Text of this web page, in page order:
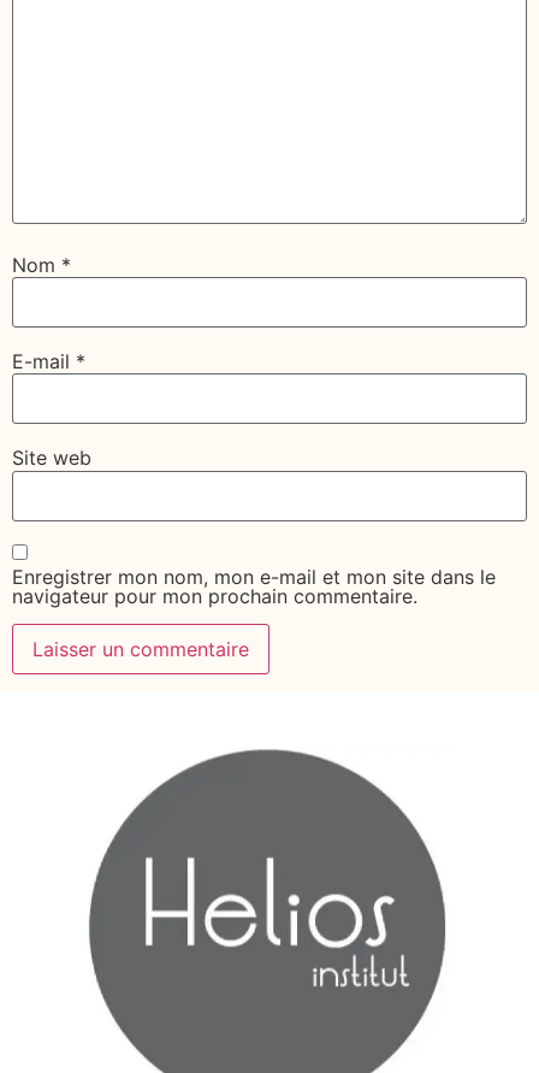
Nom *
E-mail *
Site web
Enregistrer mon nom, mon e-mail et mon site dans le
navigateur pour mon prochain commentaire.